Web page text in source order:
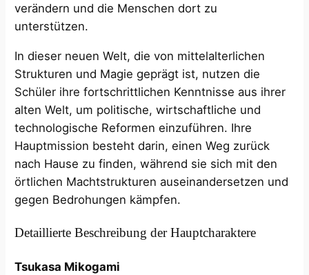
verändern und die Menschen dort zu
unterstützen.
In dieser neuen Welt, die von mittelalterlichen
Strukturen und Magie geprägt ist, nutzen die
Schüler ihre fortschrittlichen Kenntnisse aus ihrer
alten Welt, um politische, wirtschaftliche und
technologische Reformen einzuführen. Ihre
Hauptmission besteht darin, einen Weg zurück
nach Hause zu finden, während sie sich mit den
örtlichen Machtstrukturen auseinandersetzen und
gegen Bedrohungen kämpfen.
Detaillierte Beschreibung der Hauptcharaktere
Tsukasa Mikogami